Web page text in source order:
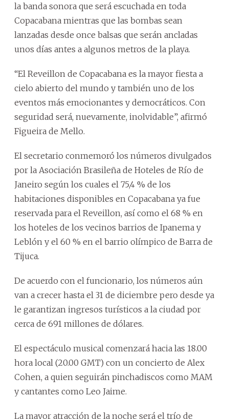
la banda sonora que será escuchada en toda
Copacabana mientras que las bombas sean
lanzadas desde once balsas que serán ancladas
unos días antes a algunos metros de la playa.
“El Reveillon de Copacabana es la mayor fiesta a
cielo abierto del mundo y también uno de los
eventos más emocionantes y democráticos. Con
seguridad será, nuevamente, inolvidable”, afirmó
Figueira de Mello.
El secretario conmemoró los números divulgados
por la Asociación Brasileña de Hoteles de Río de
Janeiro según los cuales el 75,4 % de los
habitaciones disponibles en Copacabana ya fue
reservada para el Reveillon, así como el 68 % en
los hoteles de los vecinos barrios de Ipanema y
Leblón y el 60 % en el barrio olímpico de Barra de
Tijuca.
De acuerdo con el funcionario, los números aún
van a crecer hasta el 31 de diciembre pero desde ya
le garantizan ingresos turísticos a la ciudad por
cerca de 691 millones de dólares.
El espectáculo musical comenzará hacia las 18.00
hora local (20.00 GMT) con un concierto de Alex
Cohen, a quien seguirán pinchadiscos como MAM
y cantantes como Leo Jaime.
La mayor atracción de la noche será el trío de